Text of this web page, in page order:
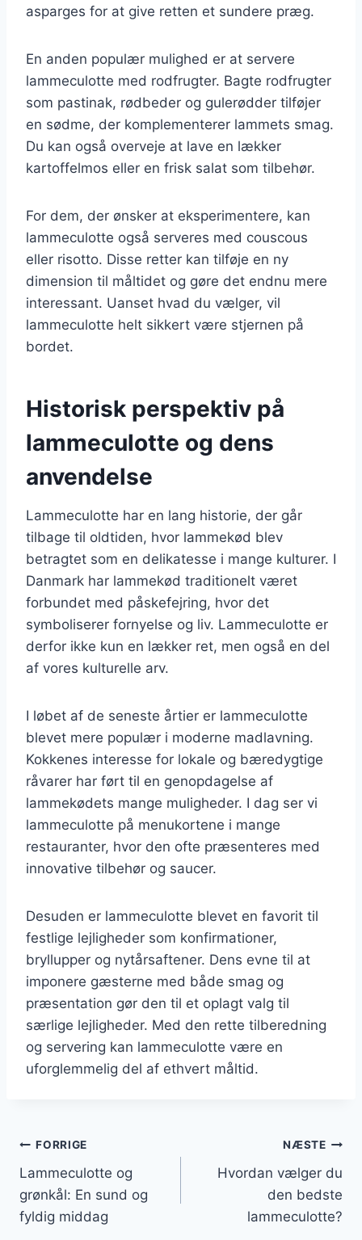
asparges for at give retten et sundere præg.
En anden populær mulighed er at servere
lammeculotte med rodfrugter. Bagte rodfrugter
som pastinak, rødbeder og gulerødder tilføjer
en sødme, der komplementerer lammets smag.
Du kan også overveje at lave en lækker
kartoffelmos eller en frisk salat som tilbehør.
For dem, der ønsker at eksperimentere, kan
lammeculotte også serveres med couscous
eller risotto. Disse retter kan tilføje en ny
dimension til måltidet og gøre det endnu mere
interessant. Uanset hvad du vælger, vil
lammeculotte helt sikkert være stjernen på
bordet.
Historisk perspektiv på
lammeculotte og dens
anvendelse
Lammeculotte har en lang historie, der går
tilbage til oldtiden, hvor lammekød blev
betragtet som en delikatesse i mange kulturer. I
Danmark har lammekød traditionelt været
forbundet med påskefejring, hvor det
symboliserer fornyelse og liv. Lammeculotte er
derfor ikke kun en lækker ret, men også en del
af vores kulturelle arv.
I løbet af de seneste årtier er lammeculotte
blevet mere populær i moderne madlavning.
Kokkenes interesse for lokale og bæredygtige
råvarer har ført til en genopdagelse af
lammekødets mange muligheder. I dag ser vi
lammeculotte på menukortene i mange
restauranter, hvor den ofte præsenteres med
innovative tilbehør og saucer.
Desuden er lammeculotte blevet en favorit til
festlige lejligheder som konfirmationer,
bryllupper og nytårsaftener. Dens evne til at
imponere gæsterne med både smag og
præsentation gør den til et oplagt valg til
særlige lejligheder. Med den rette tilberedning
og servering kan lammeculotte være en
uforglemmelig del af ethvert måltid.
Indlægsnavigation
FORRIGE
Lammeculotte og
grønkål: En sund og
fyldig middag
NÆSTE
Hvordan vælger du
den bedste
lammeculotte?